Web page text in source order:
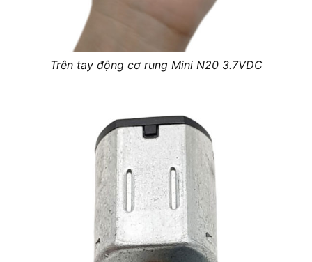
Trên tay động cơ rung Mini N20 3.7VDC